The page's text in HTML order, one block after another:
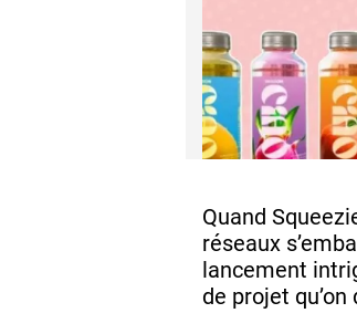
Quand
réseaux
lancement
de projet